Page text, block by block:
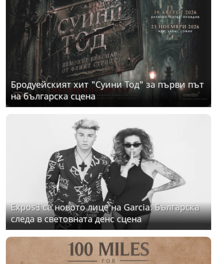
Бродуейският хит "Суини Тод" за първи път
на българска сцена
ExposƎ са новото лице на Garcia: Българска
следа в световната денс сцена